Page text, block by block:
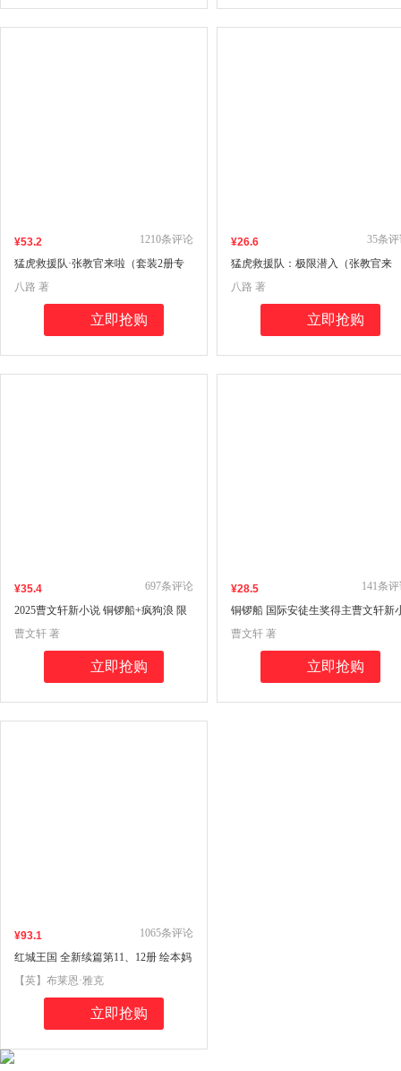
¥53.2
猛虎救援队·张教官来啦（套装2册专
享八路叔叔限量亲笔签名+6款卡通形
象印章随机1款+随机拍立得2张）
1210条评论
八路 著
立即抢购
¥26.6
猛虎救援队：极限潜入（张教官来
啦！中国少年安全救援小说；传递
全意识，培养自救技能，学会保护
己；学会生存，成为强者！）
35条
八路 著
立即抢购
¥35.4
2025曹文轩新小说 铜锣船+疯狗浪 限
量亲笔签名版 (套装全2册)
697条评论
曹文轩 著
立即抢购
¥28.5
铜锣船 国际安徒生奖得主曹文轩新
说系列
141条
曹文轩 著
立即抢购
¥93.1
红城王国 全新续篇第11、12册 绘本妈
妈海桐推荐“哈利·波特”译者马爱农女
士翻译并作序曹文轩推荐7-14岁独立
1065条评论
【英】布莱恩·雅克
立即抢购